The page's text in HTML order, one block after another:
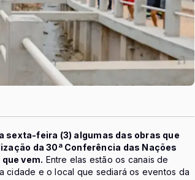
sexta-feira (3) algumas das obras que
da 30ª Conferência das Nações
vem. Entre elas estão os canais de
cidade e o local que sediará os eventos da